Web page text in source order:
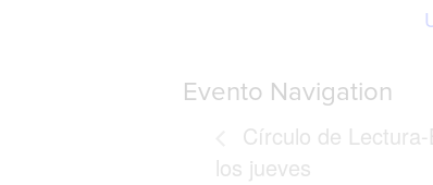
Evento Navigation
Círculo de
los jueves